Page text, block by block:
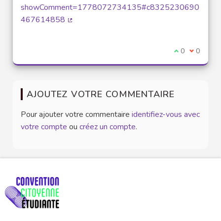
showComment=1778072734135#c8325230690
467614858
Je suis
0 Je ne
0
AJOUTEZ VOTRE COMMENTAIRE
Pour ajouter votre commentaire identifiez-vous avec
votre compte ou créez un compte.